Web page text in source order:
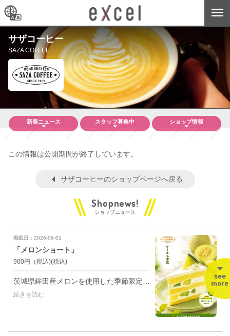
サザコーヒー
SAZA COFFEE
新着ニュース スタッフ募集中 ショップ情報
この情報は公開期間が終了しています。
サザコーヒーのショップページへ戻る
ショップニュース
掲載日：2026-06-01
「メロンショート」
900円（税込)(税込)
茨城県鉾田産メロンを使用した季節限定ショートケーキです。
続きを読む
see
more